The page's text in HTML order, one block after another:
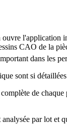
CAO de la
dans les
sont si
de
par lot et